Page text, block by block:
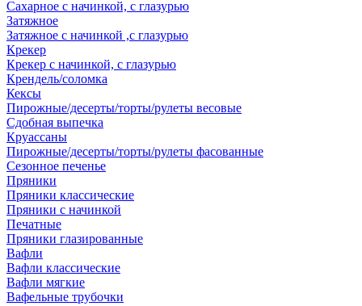
Сахарное с начинкой, с глазурью
Затяжное
Затяжное с начинкой ,с глазурью
Крекер
Крекер с начинкой, с глазурью
Крендель/соломка
Кексы
Пирожные/десерты/торты/рулеты весовые
Сдобная выпечка
Круассаны
Пирожные/десерты/торты/рулеты фасованные
Сезонное печенье
Пряники
Пряники классические
Пряники с начинкой
Печатные
Пряники глазированные
Вафли
Вафли классические
Вафли мягкие
Вафельные трубочки